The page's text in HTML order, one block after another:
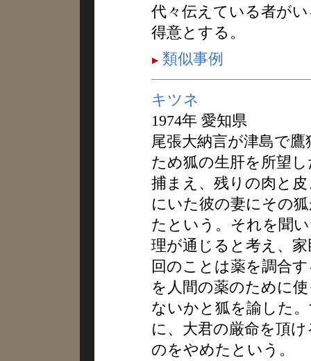
代々伝えている者が
得意とする。
類似事例
キツネ
1974年 愛知県
尾張大納言が津島で
ため狐の生肝を所望
捕まえ、残りの肉と
にいた彼の妻にその
たという。それを聞
理が通じると考え、
回のことは薬を調合
を人間の薬のために
ないかと狐を諭した
に、大君の厳命を頂
のをやめたという。